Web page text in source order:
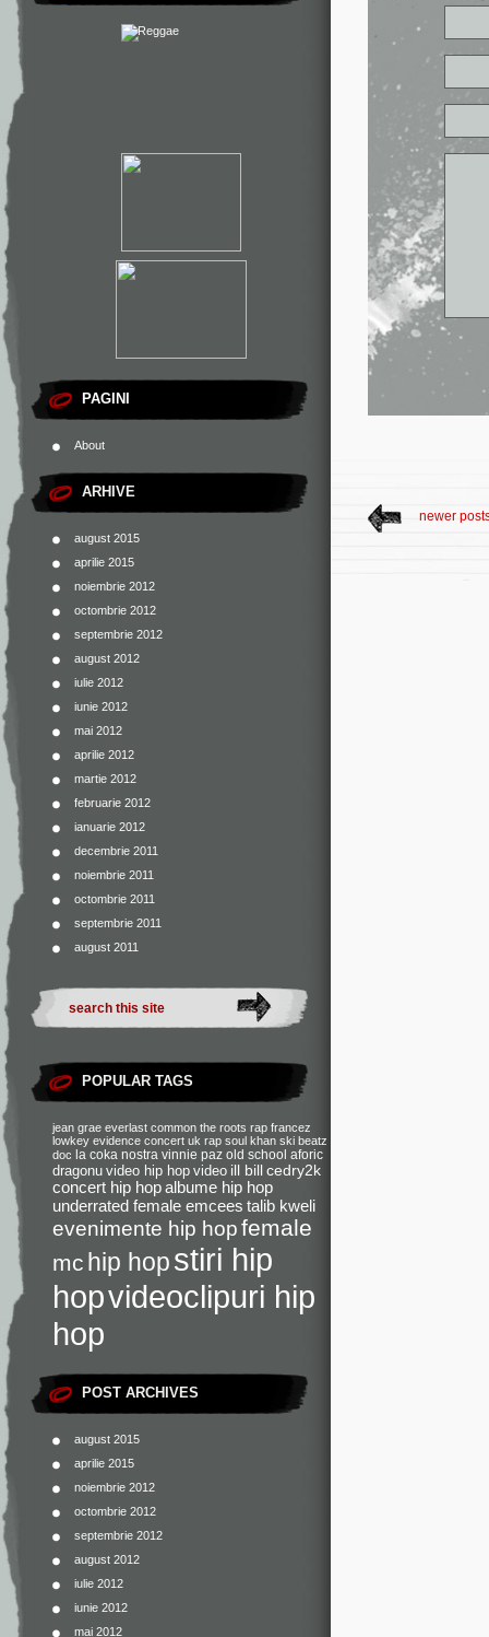
PAGINI
About
ARHIVE
august 2015
aprilie 2015
noiembrie 2012
octombrie 2012
septembrie 2012
august 2012
iulie 2012
iunie 2012
mai 2012
aprilie 2012
martie 2012
februarie 2012
ianuarie 2012
decembrie 2011
noiembrie 2011
octombrie 2011
septembrie 2011
august 2011
POPULAR TAGS
jean grae everlast common the roots rap francez
lowkey evidence concert uk rap soul khan ski beatz
doc la coka nostra vinnie paz old school aforic
dragonu video hip hop video ill bill cedry2k
concert hip hopalbume hip hop
underrated female emcees talib kweli
evenimente hip hopfemale
mc hip hopstiri hip
hopvideoclipuri hip
hop
POST ARCHIVES
august 2015
aprilie 2015
noiembrie 2012
octombrie 2012
septembrie 2012
august 2012
iulie 2012
iunie 2012
mai 2012
newer